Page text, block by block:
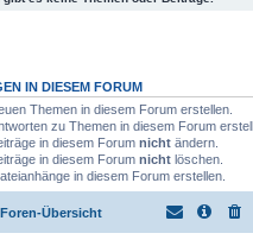
IN DIESEM FORUM
Themen in diesem Forum erstellen.
zu Themen in diesem Forum
in diesem Forum nicht ändern.
in diesem Forum nicht löschen.
in diesem Forum erstellen.
Foren-Übersicht